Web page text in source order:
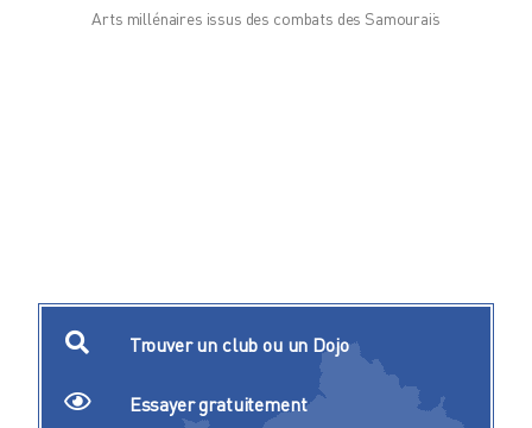
Arts millénaires issus des combats des Samouraïs
Trouver un club ou un Dojo
Essayer gratuitement